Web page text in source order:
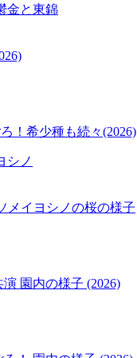
！希少種も続々(2026)
メイヨシノの桜の様子
園内の様子 (2026)